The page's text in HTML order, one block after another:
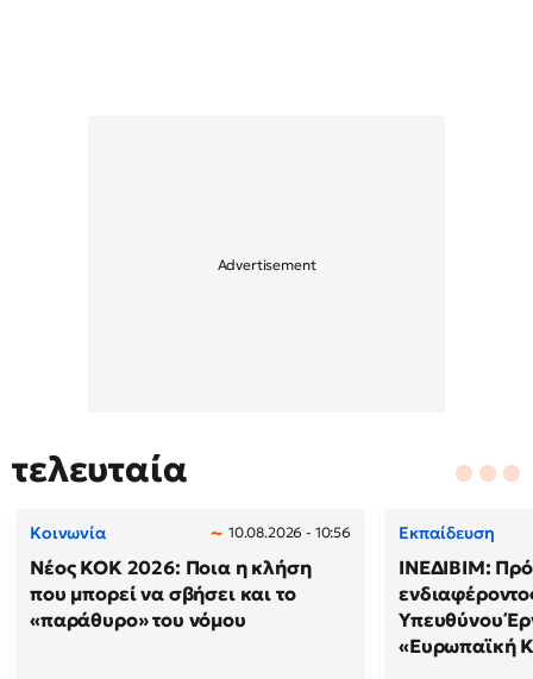
τελευταία
Κοινωνία 10.08.2026 - 10:56
Νέος ΚΟΚ 2026: Ποια η κλήση
που μπορεί να σβήσει και το
«παράθυρο» του νόμου
Εκπαίδευση
ΙΝΕΔΙΒΙΜ:
Υπευθύνου
«Ευρωπαϊκή